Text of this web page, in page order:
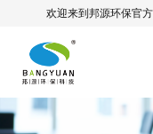
欢迎来到邦源环保官方网站！